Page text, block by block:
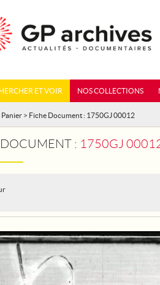
ET VOIR NOS COLLECTIONS
Panier > Fiche Document : 1750GJ 00012
: 1750GJ 00012 -